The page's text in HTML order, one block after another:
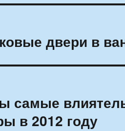
двери в
самые
в 2012 году